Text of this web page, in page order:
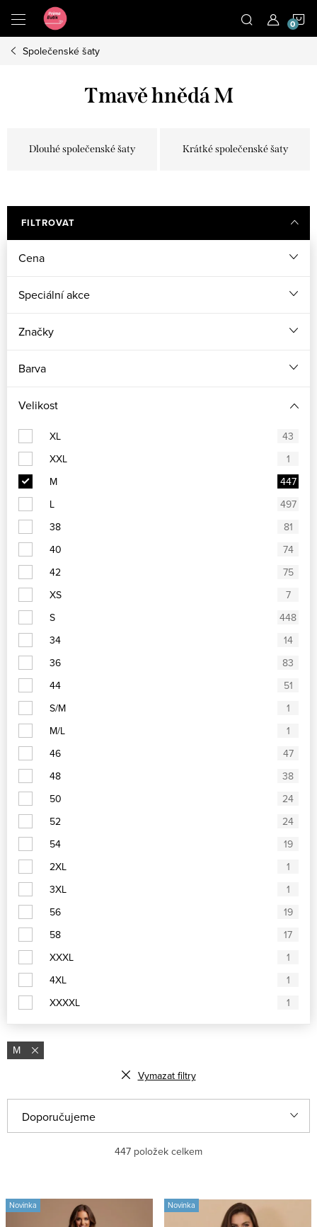
obsah
Společenské šaty
Tmavě hnědá M
Dlouhé společenské šaty Krátké společenské šaty
FILTROVAT
Cena
Speciální akce
Značky
Barva
Velikost
XL
43
XXL
1
M
447
L
497
38
81
40
74
42
75
XS
7
S
448
34
14
36
83
44
51
S/M
1
M/L
1
46
47
48
38
50
24
52
24
54
19
2XL
1
3XL
1
56
19
58
17
XXXL
1
4XL
1
XXXXL
1
M
Vymazat filtry
ý
s
a
n
Doporučujeme
Nejprodávanější
447 položek celkem
Novinka Novinka